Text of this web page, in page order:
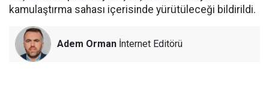
kamulaştırma sahası içerisinde yürütüleceği bildirildi.
Adem Orman İnternet Editörü